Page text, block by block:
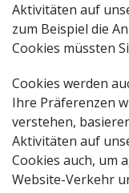
Aktivitäten auf
zum Beispiel die
Cookies müssten
Cookies werden
Ihre Präferenzen
verstehen,
Aktivitäten auf
Cookies auch, um
Website-Verkehr